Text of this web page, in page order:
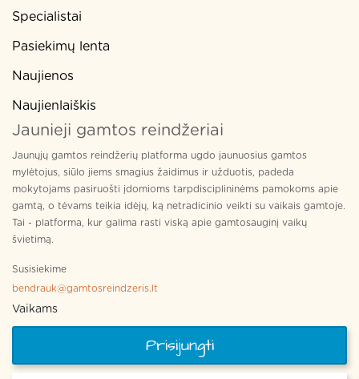
Specialistai
Pasiekimų lenta
Naujienos
Naujienlaiškis
Jaunieji gamtos reindžeriai
Jaunųjų gamtos reindžerių platforma ugdo jaunuosius gamtos
mylėtojus, siūlo jiems smagius žaidimus ir užduotis, padeda
mokytojams pasiruošti įdomioms tarpdisciplininėms pamokoms apie
gamtą, o tėvams teikia idėjų, ką netradicinio veikti su vaikais gamtoje.
Tai - platforma, kur galima rasti viską apie gamtosauginį vaikų
švietimą.
Susisiekime
bendrauk@gamtosreindzeris.lt
Vaikams
Prisijungti